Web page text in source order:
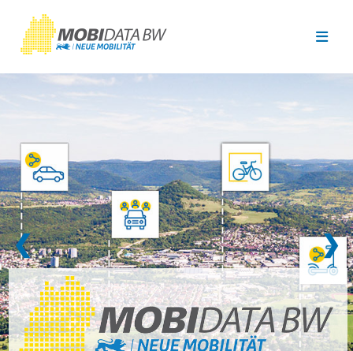
❮ ❯